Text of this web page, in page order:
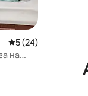
Средна оценка: 5
5 (24)
на